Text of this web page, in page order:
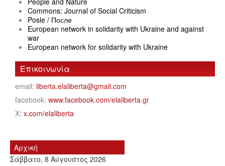
Commons: Journal of Social Criticism
Posle / После
European network in solidarity with Ukraine and against
war
European network for solidarity with Ukraine
Επικοινωνία
email: liberta.elaliberta@gmail.com
facebook: www.facebook.com/elaliberta.gr
X: x.com/elaliberta
Αρχική
Σάββατο, 8 Αύγουστος 2026